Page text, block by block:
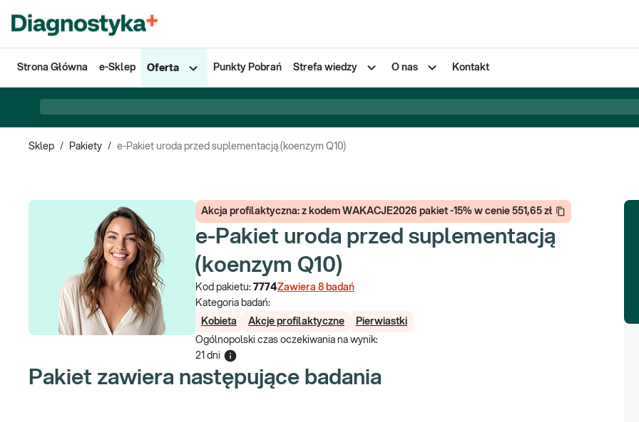
Strona Główna e-Sklep Oferta Punkty Pobrań Strefa wiedzy O nas Kontakt
Sklep / Pakiety / e-Pakiet uroda przed suplementacją (koenzym Q10)
Akcja profilaktyczna: z kodem WAKACJE2026 pakiet -15% w cenie 551,65 zł
e-Pakiet uroda przed suplementacją
(koenzym Q10)
Kod pakietu: 7774Zawiera 8 badań
Kategoria badań:
Kobieta
Akcje profilaktyczne
Pierwiastki
Ogólnopolski czas oczekiwania na wynik:
21 dni
Pakiet zawiera następujące badania